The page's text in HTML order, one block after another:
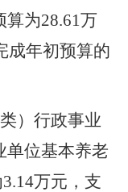
算为28.61万
成年初预算的
）行政事业
单位基本养老
万元，支